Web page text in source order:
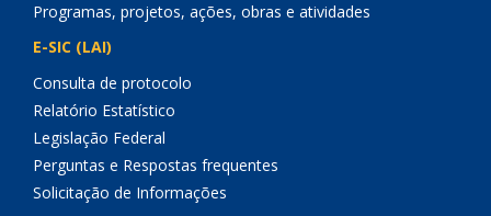
Programas, projetos, ações, obras e atividades
E-SIC (LAI)
Consulta de protocolo
Relatório Estatístico
Legislação Federal
Perguntas e Respostas frequentes
Solicitação de Informações